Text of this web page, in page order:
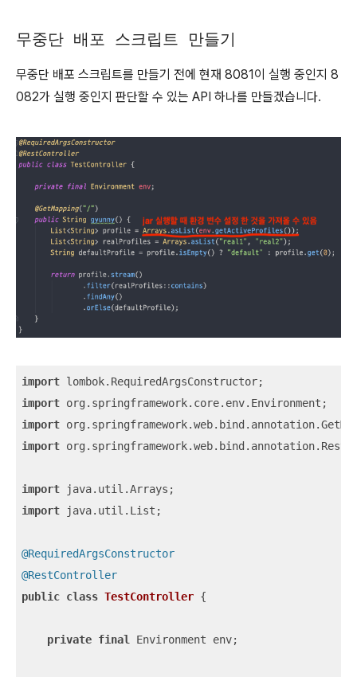
무중단 배포 스크립트 만들기
무중단 배포 스크립트를 만들기 전에 현재 8081이 실행 중인지 8
082가 실행 중인지 판단할 수 있는 API 하나를 만들겠습니다.
import
import
import
import
import
import java.util.List;
@RequiredArgsConstructor
@RestController
public class TestController {
private final Environment env;